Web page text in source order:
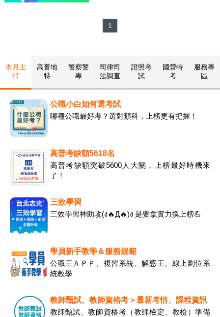
1
本月主
打
高普地
特
警察警
專
司律司
法調查
證照考
試
國營特
考
服務專
區
公職小白如何選考試
哪種公職最好考？選對類科，上榜更有把握！
高普考缺額5618名
高普考缺額突破5600人大關，上榜最好時機來
了！
三效學習
三效學習神助攻(ง🔥Д🔥)ง 是要拿實力換上榜💪
學員新手教學＆服務規範
公職王ＡＰＰ、複習系統、解惑王、線上劃位系
統教學
教師甄試、教師資格考＞最新考情、課程資訊
教師甄試、教師資格考（教師檢定、教檢）準備